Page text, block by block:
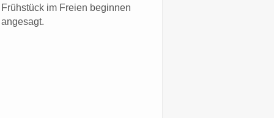
im Freien beginnen